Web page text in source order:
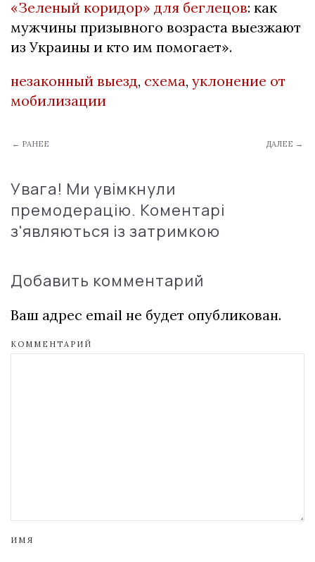
«Зеленый коридор» для беглецов: как
мужчины призывного возраста выезжают
из Украины и кто им помогает».
незаконный выезд, схема, уклонение от
мобилизации
← РАНЕЕ ДАЛЕЕ →
Увага! Ми увімкнули
премодерацію. Коментарі
з'являються із затримкою
Добавить комментарий
Ваш адрес email не будет опубликован.
КОММЕНТАРИЙ
ИМЯ